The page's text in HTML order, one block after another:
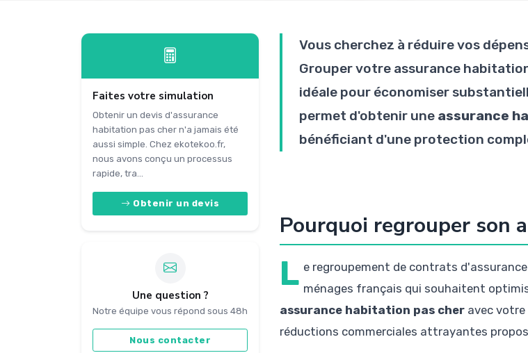
Faites votre simulation
Obtenir un devis d'assurance
habitation pas cher n'a jamais été
aussi simple. Chez ekotekoo.fr,
nous avons conçu un processus
rapide, tra...
Obtenir un devis
Une question ?
Notre équipe vous répond sous 48h
Nous contacter
Vous cherchez à réduire vos
Grouper votre assurance
idéale pour économiser
permet d'obtenir une assurance
bénéficiant d'une protection
Pourquoi regrouper son
L e regroupement de contrats
ménages français qui souhaitent
assurance habitation pas cher avec
réductions commerciales attrayantes